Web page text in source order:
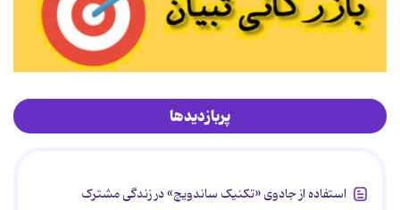
پربازدیدها
استفاده از جادوی «تکنیک ساندویچ» در زندگی مشترک